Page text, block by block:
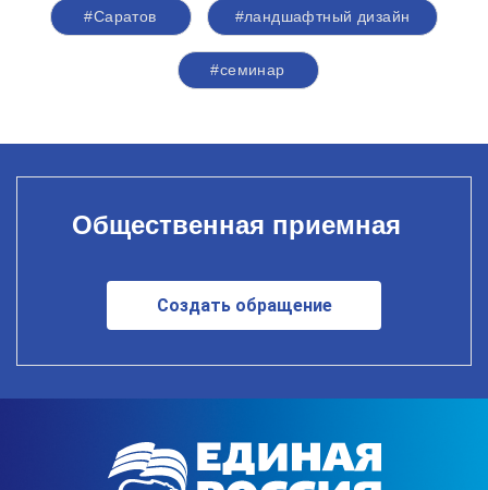
#Саратов #ландшафтный дизайн
#семинар
Общественная приемная
Создать обращение